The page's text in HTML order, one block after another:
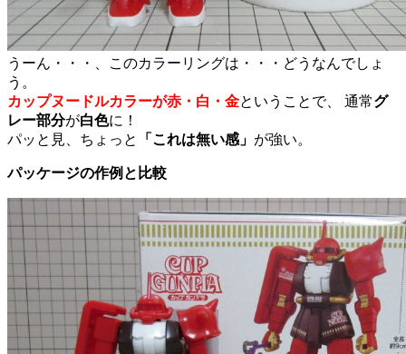
うーん・・・、このカラーリングは・・・どうなんでしょ
う。
カップヌードルカラーが赤・白・金ということで、 通常グ
レー部分が白色に！
パッと見、ちょっと
「これは無い感」 が強い。
パッケージの作例と比較